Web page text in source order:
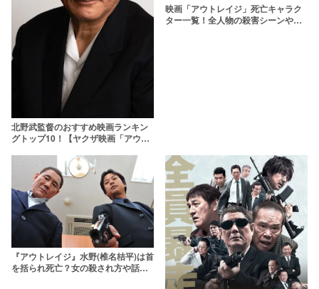
北野武監督のおすすめ映画ランキン
グトップ10！【ヤクザ映画「アウト
映画「アウトレイジ」死亡キャラク
ター一覧！全人物の殺害シーンや生
『アウトレイジ』水野(椎名桔平)は首
を括られ死亡？女の殺され方や話題